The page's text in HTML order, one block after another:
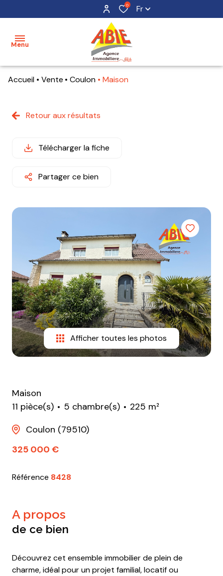
0 Fr
Menu
acheter
maisons
terrains
mon
alerte
equipe
contact
Accueil Vente Coulon Maison
Retour aux résultats
Télécharger la fiche
Partager ce bien
Afficher toutes les photos
Maison
11 pièce(s)
5 chambre(s)
225 m²
Coulon (79510)
325 000 €
Référence 8428
a propos
de ce bien
Découvrez cet ensemble immobilier de plein de
charme, idéal pour un projet familial, locatif ou